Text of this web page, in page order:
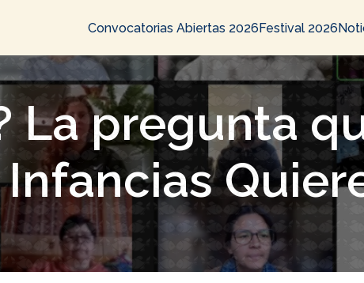
Convocatorias Abiertas 2026Festival 2026
La pregunta